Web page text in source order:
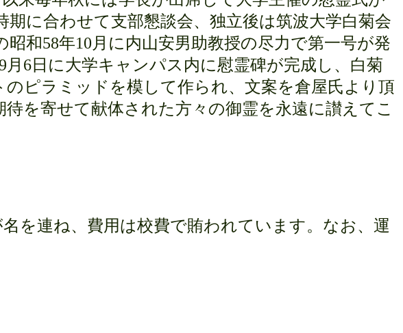
に合わせて支部懇談会、独立後は筑波大学白菊会
昭和58年10 月に内山安男助教授の尽力で第一号が発
月 6日に大学キャンパス内に慰霊碑が完成し、白菊
ピラミッドを模して作られ、文案を倉屋氏より頂
を寄せて献体された方々の御霊を永遠に讃えてこ
を連ね、費用は校費で賄われています。なお、運